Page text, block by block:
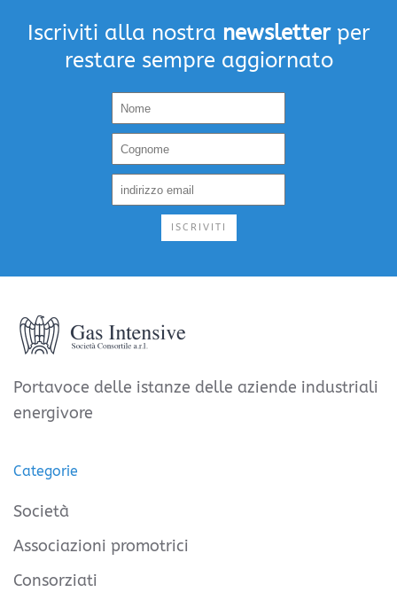
Iscriviti alla nostra newsletterper
restare sempre aggiornato
ISCRIVITI
Portavoce delle istanze delle aziende industriali
energivore
Categorie
Società
Associazioni promotrici
Consorziati